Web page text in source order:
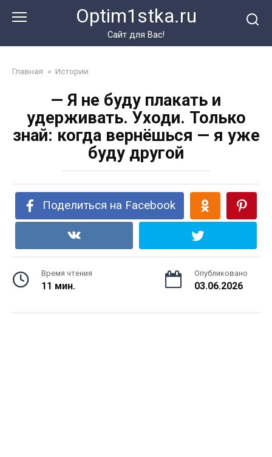
Optim1stka.ru
Сайт для Вас!
Главная » Истории
— Я не буду плакать и
удерживать. Уходи. Только
знай: когда вернёшься — я уже
буду другой
Поделиться на Facebook
Время чтения
11 мин.
Опубликовано
03.06.2026